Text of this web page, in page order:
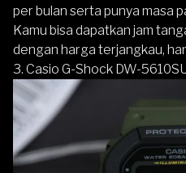
per bulan serta punya masa
Kamu bisa dapatkan jam
dengan harga terjangkau,
3. Casio G-Shock DW-